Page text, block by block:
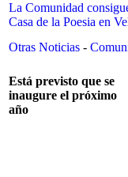
La Comunidad
Casa de la Poesia en
Otras Noticias -
Está previsto que se
inaugure el próximo
año